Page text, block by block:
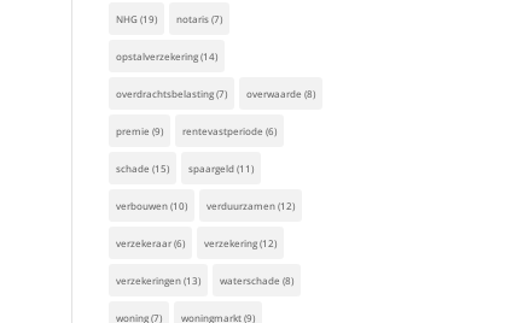
NHG(19) notaris(7)
opstalverzekering(14)
overdrachtsbelasting(7) overwaarde (8)
premie (9) rentevastperiode (6)
schade (15) spaargeld(11)
verbouwen(10) verduurzamen(12)
verzekeraar(6) verzekering(12)
verzekeringen(13) waterschade (8)
woning(7) woningmarkt(9)